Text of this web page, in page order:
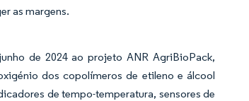
as margens.
de 2024 ao projeto ANR AgriBioPack,
dos copolímeros de etileno e álcool
de tempo-temperatura, sensores de